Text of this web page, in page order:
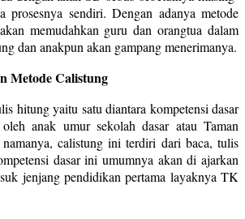
prosesnya sendiri. Dengan adanya metode
memudahkan guru dan orangtua dalam
dan anakpun akan gampang menerimanya.
Metode Calistung
hitung yaitu satu diantara kompetensi dasar
anak umur sekolah dasar atau Taman
calistung ini terdiri dari baca, tulis
dasar ini umumnya akan di ajarkan
jenjang pendidikan pertama layaknya TK